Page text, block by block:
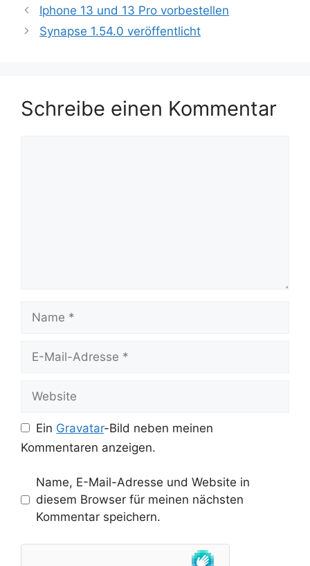
Iphone 13 und 13 Pro vorbestellen
Synapse 1.54.0 veröffentlicht
Schreibe einen Kommentar
Mail-
Ein Gravatar-Bild neben meinen
Kommentaren anzeigen.
Name, E-Mail-Adresse und Website in
diesem Browser für meinen nächsten
Kommentar speichern.